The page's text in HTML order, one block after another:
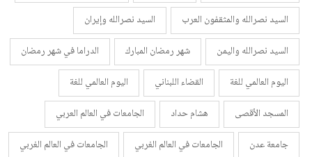
السيد نصرالله والمثقفون العرب
السيد نصرالله وإيران
السيد نصرالله واليمن
شهر رمضان المبارك
الدراما في شهر رمضان
اليوم العالمي للغة
القضاء اللبناني
اليوم العالمي للغة
المسجد الأقصى
هشام حداد
الجامعات في العالم العربي
جامعة عدن
الجامعات في العالم الغربي
الجامعات في العالم الغربي